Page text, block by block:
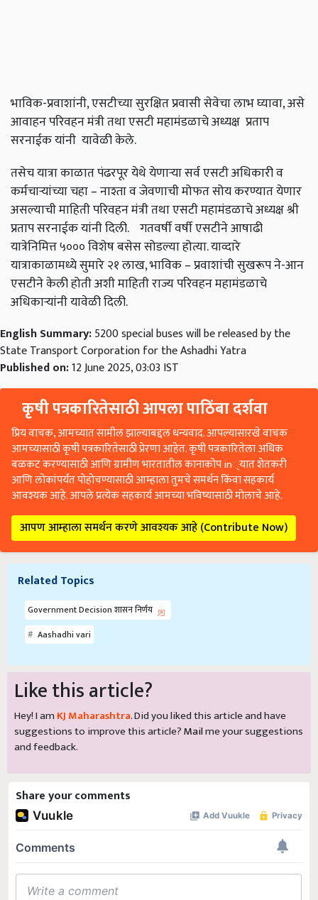
भाविक-प्रवाशांनी,एसटीच्यासुरक्षितप्रवासीसेवेचालाभघ्यावा,असे
आवाहनपरिवहनमंत्रीतथाएसटीमहामंडळाचेअध्यक्ष प्रताप
सरनाईकयांनी यावेळीकेले.
तसेचयात्राकाळातपंढरपूरयेथेयेणाऱ्यासर्वएसटीअधिकारीव
कर्मचाऱ्यांच्याचहा–नाश्तावजेवणाचीमोफतसोयकरण्यातयेणार
असल्याचीमाहितीपरिवहनमंत्रीतथाएसटीमहामंडळाचेअध्यक्षश्री
प्रतापसरनाईकयांनीदिली. गतवर्षीवर्षीएसटीनेआषाढी
यात्रेनिमित्त५०००विशेषबसेससोडल्याहोत्या.याव्दारे
यात्राकाळामध्येसुमारे२१लाख,भाविक–प्रवाशांचीसुखरूपने-आन
एसटीनेकेलीहोतीअशीमाहितीराज्यपरिवहनमहामंडळाचे
अधिकाऱ्यांनीयावेळीदिली.
English Summary:5200 special buses will be released by the
State Transport Corporation for the Ashadhi Yatra
Published on:12 June 2025, 03:03 IST
कृषी पत्रकारितेसाठी आपला पाठिंबा दर्शवा
प्रिय वाचक, आमच्यात सामील झाल्याबद्दल धन्यवाद. आपल्यासारखे वाचक
आमच्यासाठी कृषी पत्रकारितेसाठी प्रेरणा आहेत. कृषी पत्रकारितेला अधिक
बळकट करण्यासाठी आणि ग्रामीण भारतातील कानाकोप in्यात शेतकरी
आणि लोकांपर्यंत पोहोचण्यासाठी आम्हाला तुमचे समर्थन किंवा सहकार्य
आवश्यक आहे. आपले प्रत्येक सहकार्य आमच्या भविष्यासाठी मोलाचे आहे.
आपण आम्हाला समर्थन करणे आवश्यक आहे (Contribute Now)
Related Topics
Government Decision शासन निर्णय
Aashadhi vari
Like this article?
Hey! I am KJ Maharashtra. Did you liked this article and have
suggestions to improve this article?Mailme your suggestions
and feedback.
Share your comments